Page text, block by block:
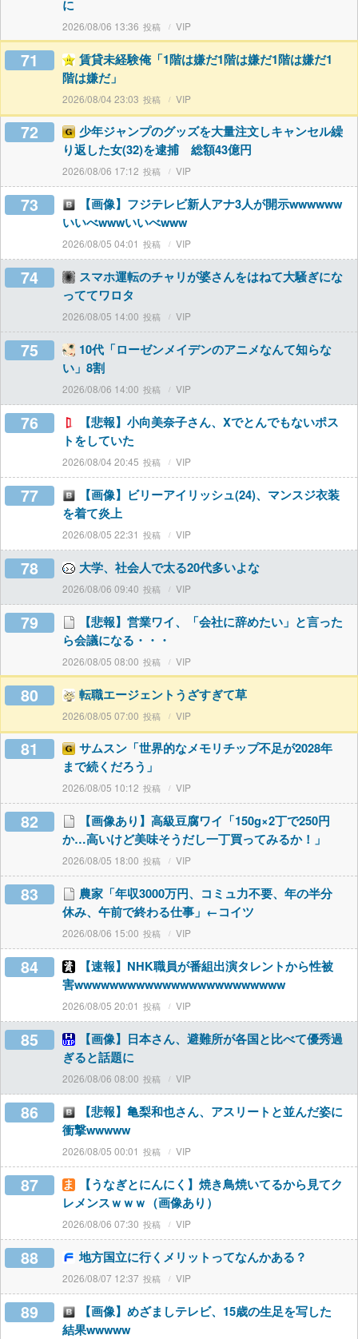
に
2026/08/06 13:36 VIP
71
賃貸未経験俺「1階は嫌だ1階は嫌だ1階は嫌だ1
階は嫌だ」
2026/08/04 23:03 VIP
72
少年ジャンプのグッズを大量注文しキャンセル繰
り返した女(32)を逮捕 総額43億円
2026/08/06 17:12 VIP
73
【画像】フジテレビ新人アナ3人が開示wwwwww
いいべwwwいいべwww
2026/08/05 04:01 VIP
74
スマホ運転のチャリが婆さんをはねて大騒ぎにな
っててワロタ
2026/08/05 14:00 VIP
75
10代「ローゼンメイデンのアニメなんて知らな
い」8割
2026/08/06 14:00 VIP
76
【悲報】小向美奈子さん、Xでとんでもないポス
トをしていた
2026/08/04 20:45 VIP
77
【画像】ビリーアイリッシュ(24)、マンスジ衣装
を着て炎上
2026/08/05 22:31 VIP
78 大学、社会人で太る20代多いよな
2026/08/06 09:40 VIP
79
【悲報】営業ワイ、「会社に辞めたい」と言った
ら会議になる・・・
2026/08/05 08:00 VIP
80 転職エージェントうざすぎて草
2026/08/05 07:00 VIP
81
サムスン「世界的なメモリチップ不足が2028年
まで続くだろう」
2026/08/05 10:12 VIP
82
【画像あり】高級豆腐ワイ「150g×2丁で250円
か…高いけど美味そうだし一丁買ってみるか！」
2026/08/05 18:00 VIP
83
農家「年収3000万円、コミュ力不要、年の半分
休み、午前で終わる仕事」←コイツ
2026/08/06 15:00 VIP
84
【速報】NHK職員が番組出演タレントから性被
害wwwwwwwwwwwwwwwwwwwwwwww
2026/08/05 20:01 VIP
85
【画像】日本さん、避難所が各国と比べて優秀過
ぎると話題に
2026/08/06 08:00 VIP
86
【悲報】亀梨和也さん、アスリートと並んだ姿に
衝撃wwwww
2026/08/05 00:01 VIP
87
【うなぎとにんにく】焼き鳥焼いてるから見てク
レメンスｗｗｗ（画像あり）
2026/08/06 07:30 VIP
88 地方国立に行くメリットってなんかある？
2026/08/07 12:37 VIP
89
【画像】めざましテレビ、15歳の生足を写した
結果wwwww